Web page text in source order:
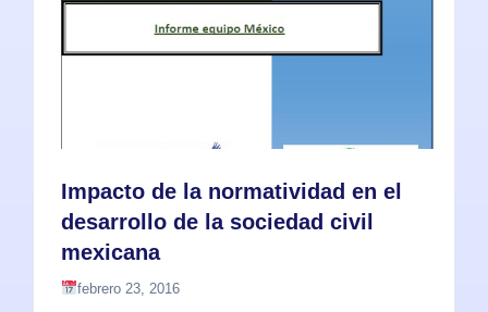
Impacto de la normatividad en el
desarrollo de la sociedad civil
mexicana
febrero 23, 2016